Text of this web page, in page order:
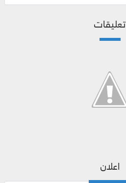
تعليقات
اعلان